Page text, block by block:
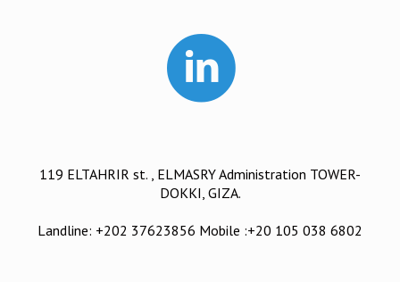
119 ELTAHRIR st. , ELMASRY Administration TOWER-
DOKKI, GIZA.
Landline: +202 37623856 Mobile :+20 105 038 6802